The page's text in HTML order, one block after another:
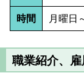
時間 月曜日
職業紹介、